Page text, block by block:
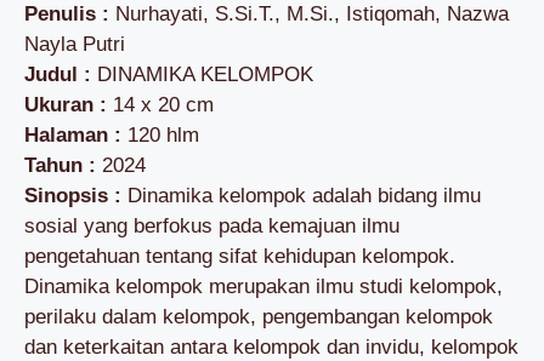
Penulis : Nurhayati, S.Si.T., M.Si., Istiqomah, Nazwa
Nayla Putri
Judul : DINAMIKA KELOMPOK
Ukuran : 14 x 20 cm
Halaman : 120 hlm
Tahun : 2024
Sinopsis : Dinamika kelompok adalah bidang ilmu
sosial yang berfokus pada kemajuan ilmu
pengetahuan tentang sifat kehidupan kelompok.
Dinamika kelompok merupakan ilmu studi kelompok,
perilaku dalam kelompok, pengembangan kelompok
dan keterkaitan antara kelompok dan invidu, kelompok